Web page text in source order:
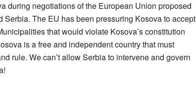
during negotiations of the European Union proposed
The EU has been pressuring Kosova to accept
that would violate Kosova’s constitution
is a free and independent country that must
rule. We can’t allow Serbia to intervene and govern